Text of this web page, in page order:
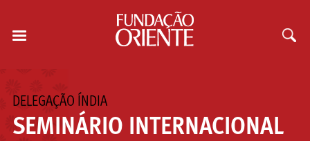
DELEGAÇÃO ÍNDIA
SEMINÁRIO INTERNACIONAL